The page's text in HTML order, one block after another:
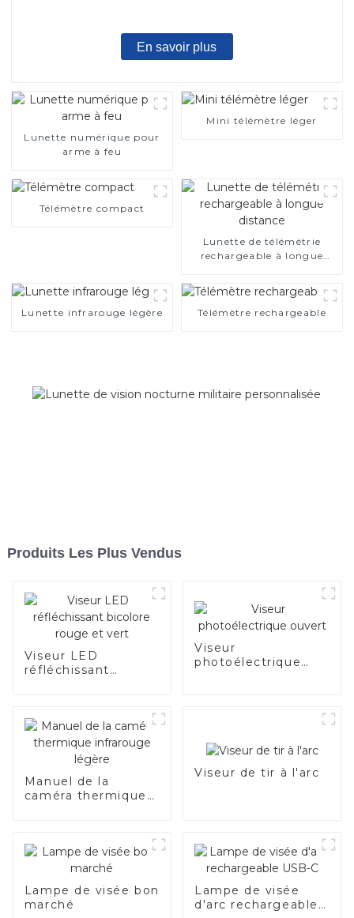
En savoir plus
Lunette numérique pour
arme à feu
Mini télémètre léger
Télémètre compact
Lunette de télémétrie
rechargeable à longue
Lunette infrarouge légère Télémètre rechargeable
Produits Les Plus Vendus
Viseur LED
réfléchissant
Viseur
photoélectrique
Manuel de la
caméra thermique
Viseur de tir à l'arc
Lampe de visée bon
marché
Lampe de visée
d'arc rechargeable